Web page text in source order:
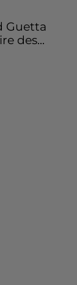
Guetta
des...